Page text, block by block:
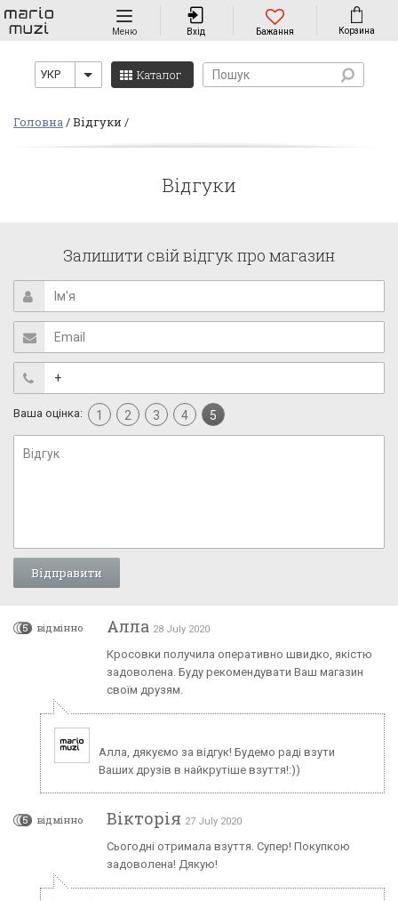
Навігація
Меню Вхід Бажання Корзина
УКР Каталог
Головна Відгуки
Відгуки
Залишити свій відгук про магазин
Ваша оцінка: 1 2 3 4 5
5 відмінно Алла 28 July 2020
Кросовки получила оперативно швидко, якістю
задоволена. Буду рекомендувати Ваш магазин
своїм друзям.
Алла, дякуємо за відгук! Будемо раді взути
Ваших друзів в найкрутіше взуття!:))
5 відмінно Вікторія 27 July 2020
Сьогодні отримала взуття. Супер! Покупкою
задоволена! Дякую!